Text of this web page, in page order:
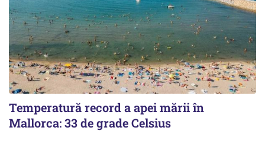
Temperatură record a apei mării în
Mallorca: 33 de grade Celsius